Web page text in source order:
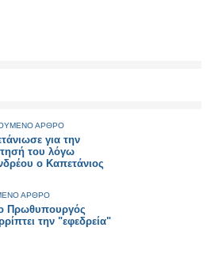
ΑΡΘΡΟ
για την
του λόγω
ο Καπετάνιος
ΑΡΘΡΟ
Πρωθυπουργός
την "εφεδρεία"